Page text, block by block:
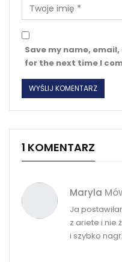
Save my name,
for the next time I
1 KOMENTARZ
Maryla
Ja
z ariete i nie
i szybko